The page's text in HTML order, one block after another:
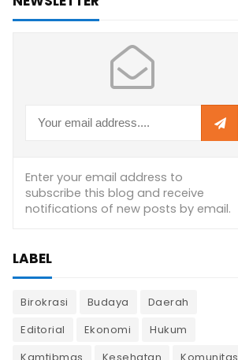
LABEL
Birokrasi Budaya
Daerah
Editorial
Ekonomi
Hukum